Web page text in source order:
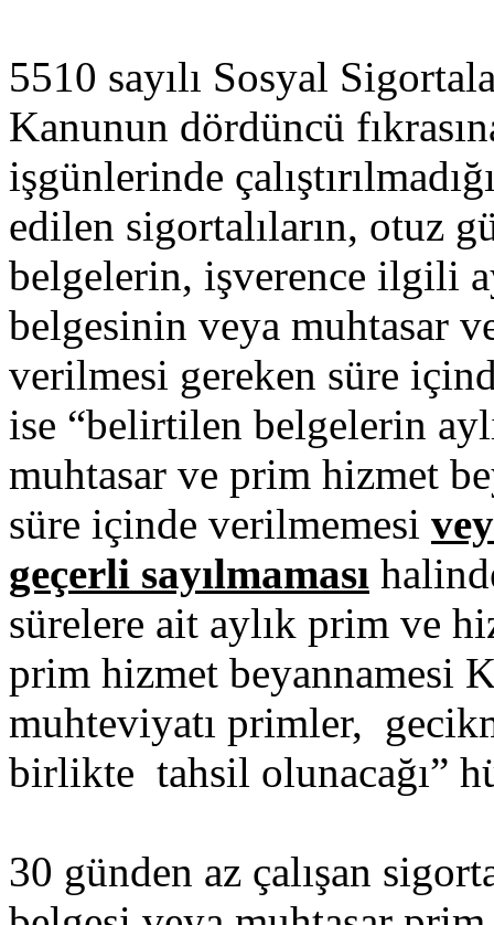
5510 sayılı Sosyal
Kanunun dördüncü
işgünlerinde
edilen sigortalıların, otuz
belgelerin, işverence ilgili
belgesinin veya muhtasar
verilmesi gereken süre
ise “belirtilen belgelerin
muhtasar ve prim hizmet
süre içinde verilmemesi
geçerli sayılmaması
sürelere ait aylık prim ve
prim hizmet beyannamesi
muhteviyatı primler,
birlikte tahsil olunacağı”
30 günden az çalışan